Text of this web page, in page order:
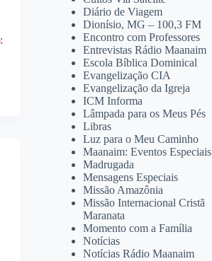
Diário de Viagem
Dionísio, MG – 100,3 FM
Encontro com Professores
Entrevistas Rádio Maanaim
Escola Bíblica Dominical
Evangelização CIA
Evangelização da Igreja
ICM Informa
Lâmpada para os Meus Pés
Libras
Luz para o Meu Caminho
Maanaim: Eventos Especiais
Madrugada
Mensagens Especiais
Missão Amazônia
Missão Internacional Cristã
Maranata
Momento com a Família
Notícias
Notícias Rádio Maanaim